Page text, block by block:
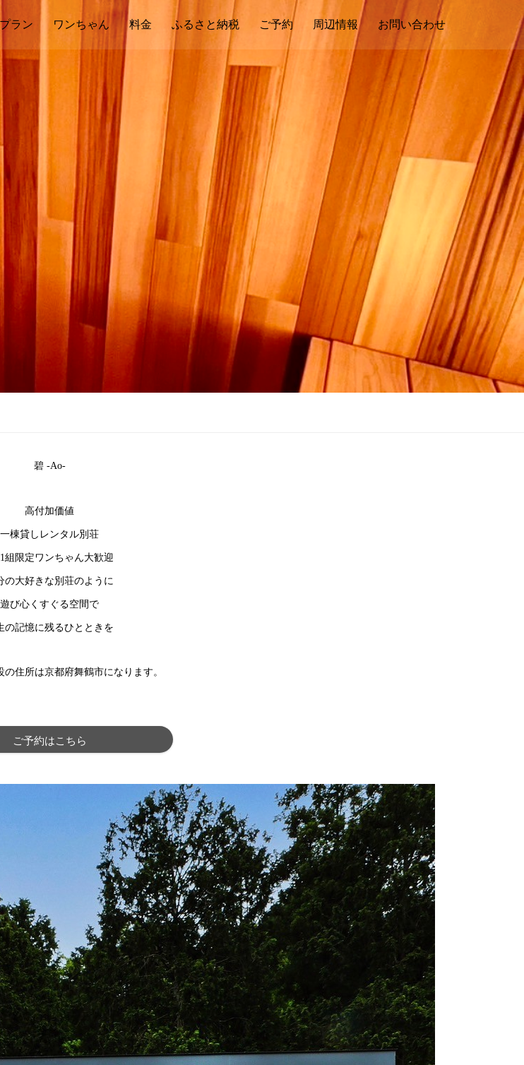
ラン ワンちゃん 料金 ふるさと納税 ご予約 周辺情報 お問い合わせ
碧 -Ao-
高付加価値
一棟貸しレンタル別荘
組限定ワンちゃん大歓迎
の大好きな別荘のように
遊び心くすぐる空間で
の記憶に残るひとときを
住所は京都府舞鶴市になります。
ご予約はこちら